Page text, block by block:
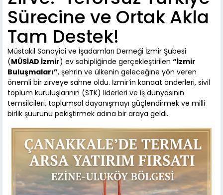
Sürecine ve Ortak Akla
Tam Destek!
Müstakil Sanayici ve İşadamları Derneği İzmir Şubesi
(MÜSİAD İzmir) ev sahipliğinde gerçekleştirilen “İzmir
Buluşmaları”, şehrin ve ülkenin geleceğine yön veren
önemli bir zirveye sahne oldu. İzmir’in kanaat önderleri, sivil
toplum kuruluşlarının (STK) liderleri ve iş dünyasının
temsilcileri, toplumsal dayanışmayı güçlendirmek ve milli
birlik şuurunu pekiştirmek adına bir araya geldi.